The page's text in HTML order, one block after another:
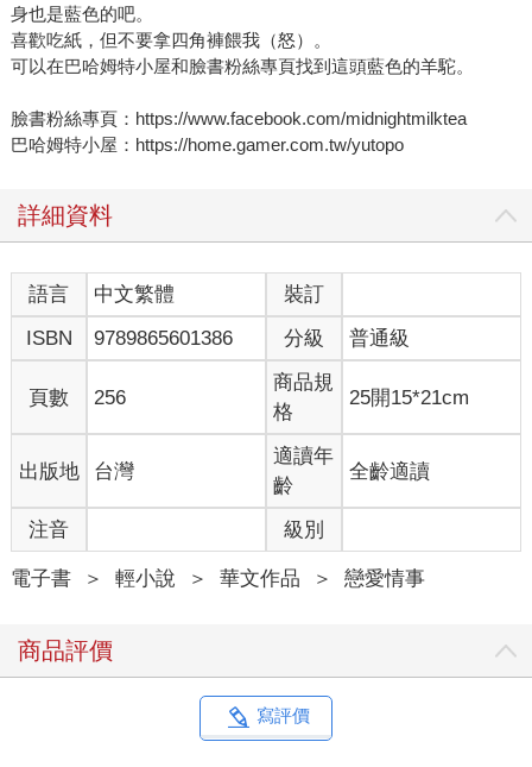
身也是藍色的吧。
喜歡吃紙，但不要拿四角褲餵我（怒）。
可以在巴哈姆特小屋和臉書粉絲專頁找到這頭藍色的羊駝。
臉書粉絲專頁：https://www.facebook.com/midnightmilktea
巴哈姆特小屋：https://home.gamer.com.tw/yutopo
詳細資料
語言 中文繁體
裝訂
ISBN
9789865601386 分級 普通級
頁數 256
商品規
格
25開15*21cm
出版地 台灣
適讀年
齡
全齡適讀
注音 級別
電子書 ＞ 輕小說 ＞ 華文作品 ＞ 戀愛情事
商品評價
寫評價